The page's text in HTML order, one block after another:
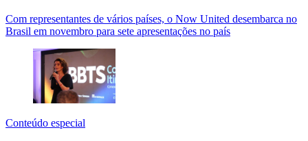
Com representantes de vários países, o Now United desembarca no
Brasil em novembro para sete apresentações no país
Conteúdo especial